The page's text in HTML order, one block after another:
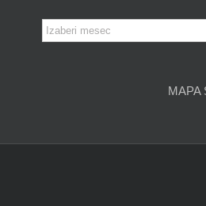
Arhiva
članaka
MAPA